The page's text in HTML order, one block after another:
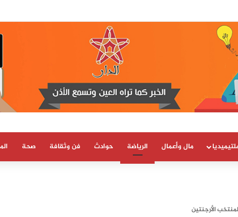
للشرطة العلمية والتقنية يحصل على شهادة الاعتماد والمطابقة والجودة بالمعيار الدولي
مال وأعمال الرياضة حوادث فن وثقافة صحة
الأرجنتين